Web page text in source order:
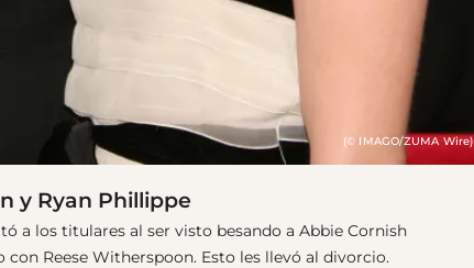
(© IMAGO/ZUMA Wire)
y Ryan Phillippe
a los titulares al ser visto besando a Abbie Cornish
con Reese Witherspoon. Esto les llevó al divorcio.